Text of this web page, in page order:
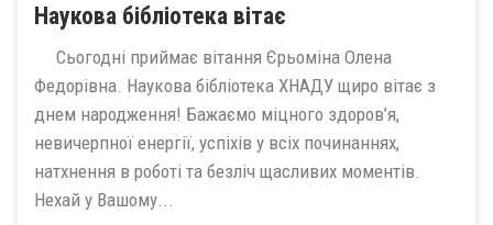
Наукова бібліотека вітає
Сьогодні приймає вітання Єрьоміна Олена
Федорівна. Наукова бібліотека ХНАДУ щиро вітає з
днем народження! Бажаємо міцного здоров’я,
невичерпної енергії, успіхів у всіх починаннях,
натхнення в роботі та безліч щасливих моментів.
Нехай у Вашому...